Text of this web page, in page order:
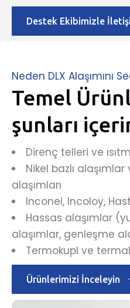
Destek Ekibimizle
Neden DLX Alaşımını
Temel
şunları
Direnç telleri ve
Nikel bazlı alaşımlar
alaşımları
Inconel, Incoloy,
Hassas alaşımlar
alaşımlar, genleşme
Termokupl ve
Ürünlerimizi İnceleyin